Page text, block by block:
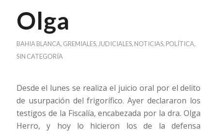
Olga
BAHIA BLANCA, GREMIALES, JUDICIALES, NOTICIAS, POLÍTICA,
SIN CATEGORÍA
Desde el lunes se realiza el juicio oral por el delito
de usurpación del frigorífico. Ayer declararon los
testigos de la Fiscalía, encabezada por la dra. Olga
Herro, y hoy lo hicieron los de la defensa